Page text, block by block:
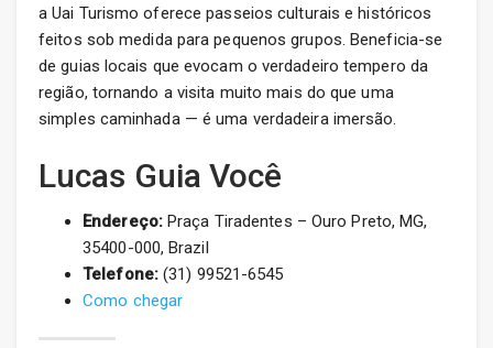
a Uai Turismo oferece passeios culturais e históricos
feitos sob medida para pequenos grupos. Beneficia-se
de guias locais que evocam o verdadeiro tempero da
região, tornando a visita muito mais do que uma
simples caminhada — é uma verdadeira imersão.
Lucas Guia Você
Endereço:Praça Tiradentes – Ouro Preto, MG,
35400-000, Brazil
Telefone:(31) 99521-6545
Como chegar